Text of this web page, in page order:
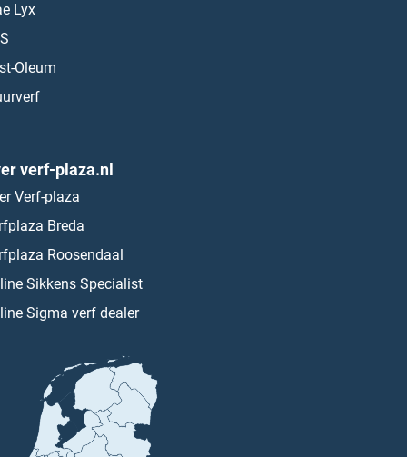
Lyx
Oleum
verf-plaza.nl
Verf-plaza
Breda
Roosendaal
Sikkens Specialist
Sigma verf dealer